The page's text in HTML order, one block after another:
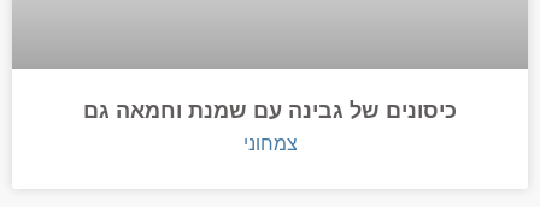
כיסונים של גבינה עם שמנת וחמאה גם
צמחוני